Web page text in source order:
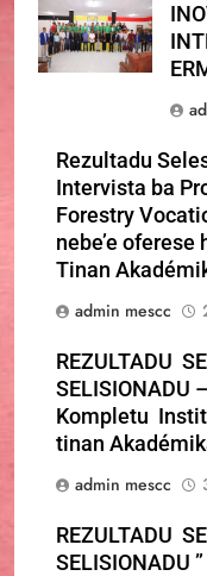
Rezultadu
Intervista ba
Forestry
nebe’e
Tinan
admin mescc
REZULTADU
SELISIONADU
Kompletu
tinan
admin mescc
REZULTADU
SELISIONADU